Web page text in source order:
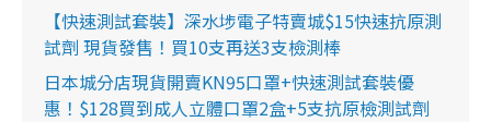
【快速測試套裝】深水埗電子特賣城$15快速抗原測
試劑 現貨發售！買10支再送3支檢測棒
日本城分店現貨開賣KN95口罩+快速測試套裝優
惠！$128買到成人立體口罩2盒+5支抗原檢測試劑